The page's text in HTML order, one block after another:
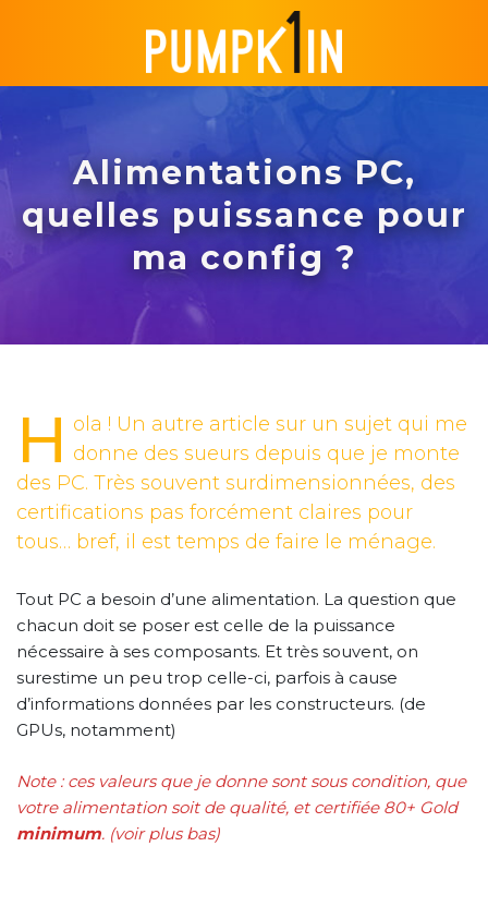
Alimentations PC,
quelles puissance pour
ma config ?
H ola ! Un autre article sur un sujet qui me
donne des sueurs depuis que je monte
des PC. Très souvent surdimensionnées, des
certifications pas forcément claires pour
tous… bref, il est temps de faire le ménage.
Tout PC a besoin d’une alimentation. La question que
chacun doit se poser est celle de la puissance
nécessaire à ses composants. Et très souvent, on
surestime un peu trop celle-ci, parfois à cause
d’informations données par les constructeurs. (de
GPUs, notamment)
Note : ces valeurs que je donne sont sous condition, que
votre alimentation soit de qualité, et certifiée 80+ Gold
minimum. (voir plus bas)